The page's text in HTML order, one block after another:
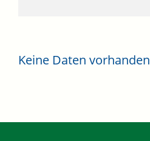
Keine Daten vorhanden